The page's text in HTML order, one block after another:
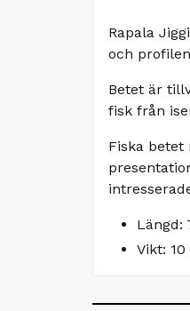
Rapala
och
Betet är
fisk från
Fiska
Längd:
Vikt: